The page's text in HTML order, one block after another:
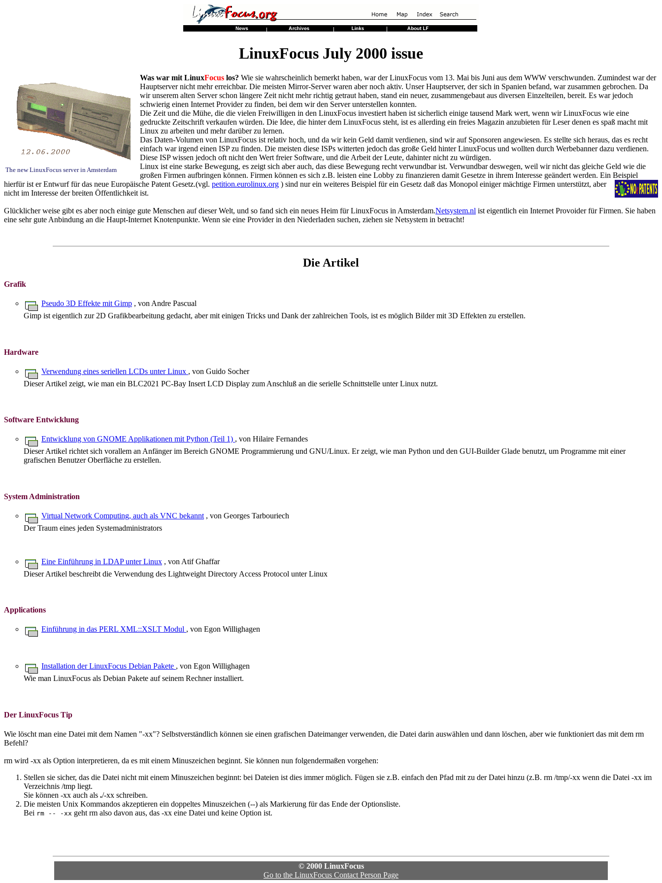
LinuxFocus July 2000 issue
The new LinuxFocus server in Amsterdam
Was war mit LinuxFocus los? Wie sie wahrscheinlich bemerkt haben, war der LinuxFocus vom 13. Mai bis Juni aus dem WWW verschwunden. Zumindest war der
Hauptserver nicht mehr erreichbar. Die meisten Mirror-Server waren aber noch aktiv. Unser Hauptserver, der sich in Spanien befand, war zusammen gebrochen. Da
wir unserem alten Server schon längere Zeit nicht mehr richtig getraut haben, stand ein neuer, zusammengebaut aus diversen Einzelteilen, bereit. Es war jedoch
schwierig einen Internet Provider zu finden, bei dem wir den Server unterstellen konnten.
Die Zeit und die Mühe, die die vielen Freiwilligen in den LinuxFocus investiert haben ist sicherlich einige tausend Mark wert, wenn wir LinuxFocus wie eine
gedruckte Zeitschrift verkaufen würden. Die Idee, die hinter dem LinuxFocus steht, ist es allerding ein freies Magazin anzubieten für Leser denen es spaß macht mit
Linux zu arbeiten und mehr darüber zu lernen.
Das Daten-Volumen von LinuxFocus ist relativ hoch, und da wir kein Geld damit verdienen, sind wir auf Sponsoren angewiesen. Es stellte sich heraus, das es recht
einfach war irgend einen ISP zu finden. Die meisten diese ISPs witterten jedoch das große Geld hinter LinuxFocus und wollten durch Werbebanner dazu verdienen.
Diese ISP wissen jedoch oft nicht den Wert freier Software, und die Arbeit der Leute, dahinter nicht zu würdigen.
Linux ist eine starke Bewegung, es zeigt sich aber auch, das diese Bewegung recht verwundbar ist. Verwundbar deswegen, weil wir nicht das gleiche Geld wie die
großen Firmen aufbringen können. Firmen können es sich z.B. leisten eine Lobby zu finanzieren damit Gesetze in ihrem Interesse geändert werden. Ein Beispiel
hierfür ist er Entwurf für das neue Europäische Patent Gesetz.(vgl. petition.eurolinux.org ) sind nur ein weiteres Beispiel für ein Gesetz daß das Monopol einiger mächtige Firmen unterstützt, aber
nicht im Interesse der breiten Öffentlichkeit ist.
Glücklicher weise gibt es aber noch einige gute Menschen auf dieser Welt, und so fand sich ein neues Heim für LinuxFocus in Amsterdam.Netsystem.nl ist eigentlich ein Internet Provoider für Firmen. Sie haben
eine sehr gute Anbindung an die Haupt-Internet Knotenpunkte. Wenn sie eine Provider in den Niederladen suchen, ziehen sie Netsystem in betracht!
Die Artikel
Grafik
Pseudo 3D Effekte mit Gimp , von Andre Pascual
Gimp ist eigentlich zur 2D Grafikbearbeitung gedacht, aber mit einigen Tricks und Dank der zahlreichen Tools, ist es möglich Bilder mit 3D Effekten zu erstellen.
Hardware
Verwendung eines seriellen LCDs unter Linux , von Guido Socher
Dieser Artikel zeigt, wie man ein BLC2021 PC-Bay Insert LCD Display zum Anschluß an die serielle Schnittstelle unter Linux nutzt.
Software Entwicklung
Entwicklung von GNOME Applikationen mit Python (Teil 1) , von Hilaire Fernandes
Dieser Artikel richtet sich vorallem an Anfänger im Bereich GNOME Programmierung und GNU/Linux. Er zeigt, wie man Python und den GUI-Builder Glade benutzt, um Programme mit einer
grafischen Benutzer Oberfläche zu erstellen.
System Administration
Virtual Network Computing, auch als VNC bekannt , von Georges Tarbouriech
Der Traum eines jeden Systemadministrators
Eine Einführung in LDAP unter Linux , von Atif Ghaffar
Dieser Artikel beschreibt die Verwendung des Lightweight Directory Access Protocol unter Linux
Applications
Einführung in das PERL XML::XSLT Modul , von Egon Willighagen
Installation der LinuxFocus Debian Pakete , von Egon Willighagen
Wie man LinuxFocus als Debian Pakete auf seinem Rechner installiert.
Der LinuxFocus Tip
Wie löscht man eine Datei mit dem Namen "-xx"? Selbstverständlich können sie einen grafischen Dateimanger verwenden, die Datei darin auswählen und dann löschen, aber wie funktioniert das mit dem rm
Befehl?
rm wird -xx als Option interpretieren, da es mit einem Minuszeichen beginnt. Sie können nun folgendermaßen vorgehen:
Stellen sie sicher, das die Datei nicht mit einem Minuszeichen beginnt: bei Dateien ist dies immer möglich. Fügen sie z.B. einfach den Pfad mit zu der Datei hinzu (z.B. rm /tmp/-xx wenn die Datei -xx im
Verzeichnis /tmp liegt.
Sie können -xx auch als ./-xx schreiben.
Die meisten Unix Kommandos akzeptieren ein doppeltes Minuszeichen (--) als Markierung für das Ende der Optionsliste.
Bei rm -- -xx geht rm also davon aus, das -xx eine Datei und keine Option ist.
© 2000 LinuxFocus
Go to the LinuxFocus Contact Person Page